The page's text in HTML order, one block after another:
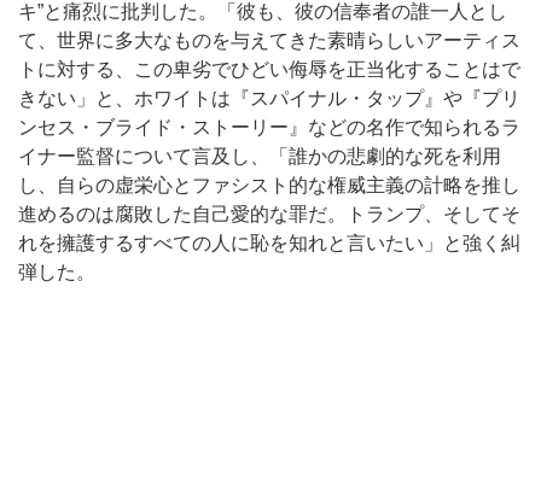
キ”と痛烈に批判した。「彼も、彼の信奉者の誰一人とし
て、世界に多大なものを与えてきた素晴らしいアーティス
トに対する、この卑劣でひどい侮辱を正当化することはで
きない」と、ホワイトは『スパイナル・タップ』や『プリ
ンセス・ブライド・ストーリー』などの名作で知られるラ
イナー監督について言及し、「誰かの悲劇的な死を利用
し、自らの虚栄心とファシスト的な権威主義の計略を推し
進めるのは腐敗した自己愛的な罪だ。トランプ、そしてそ
れを擁護するすべての人に恥を知れと言いたい」と強く糾
弾した。